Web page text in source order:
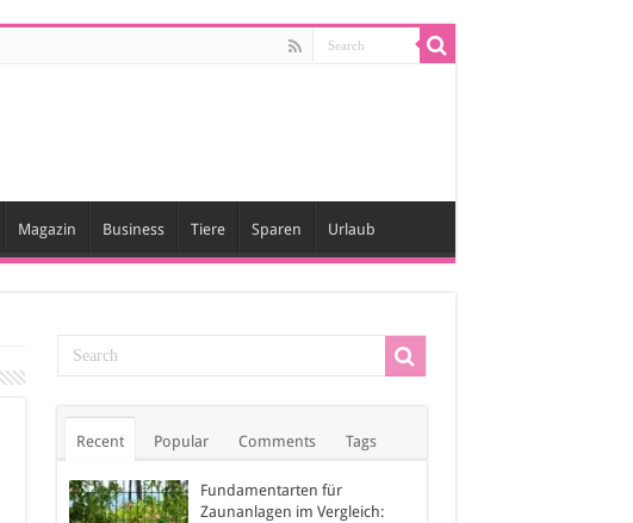
Magazin Business Tiere Sparen Urlaub
Recent Popular Comments Tags
Fundamentarten für
Zaunanlagen im Vergleich: